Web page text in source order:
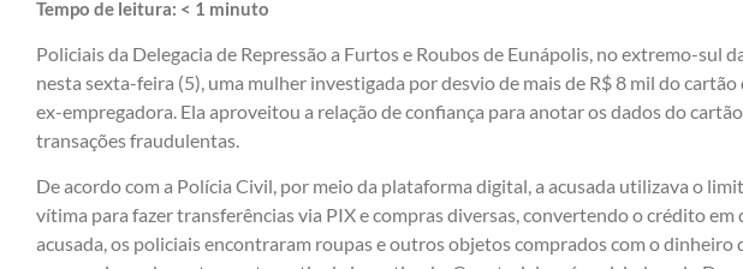
Tempo de leitura: < 1 minuto
Policiais da Delegacia de Repressão a Furtos e Roubos de Eunápolis, no extremo-sul
nesta sexta-feira (5), uma mulher investigada por desvio de mais de R$ 8 mil do cartão
ex-empregadora. Ela aproveitou a relação de confiança para anotar os dados do
transações fraudulentas.
De acordo com a Polícia Civil, por meio da plataforma digital, a acusada utilizava o
vítima para fazer transferências via PIX e compras diversas, convertendo o crédito em
acusada, os policiais encontraram roupas e outros objetos comprados com o dinheiro